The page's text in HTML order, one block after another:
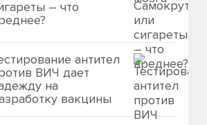
– что
антител
ВИЧ дает
на
вакцины